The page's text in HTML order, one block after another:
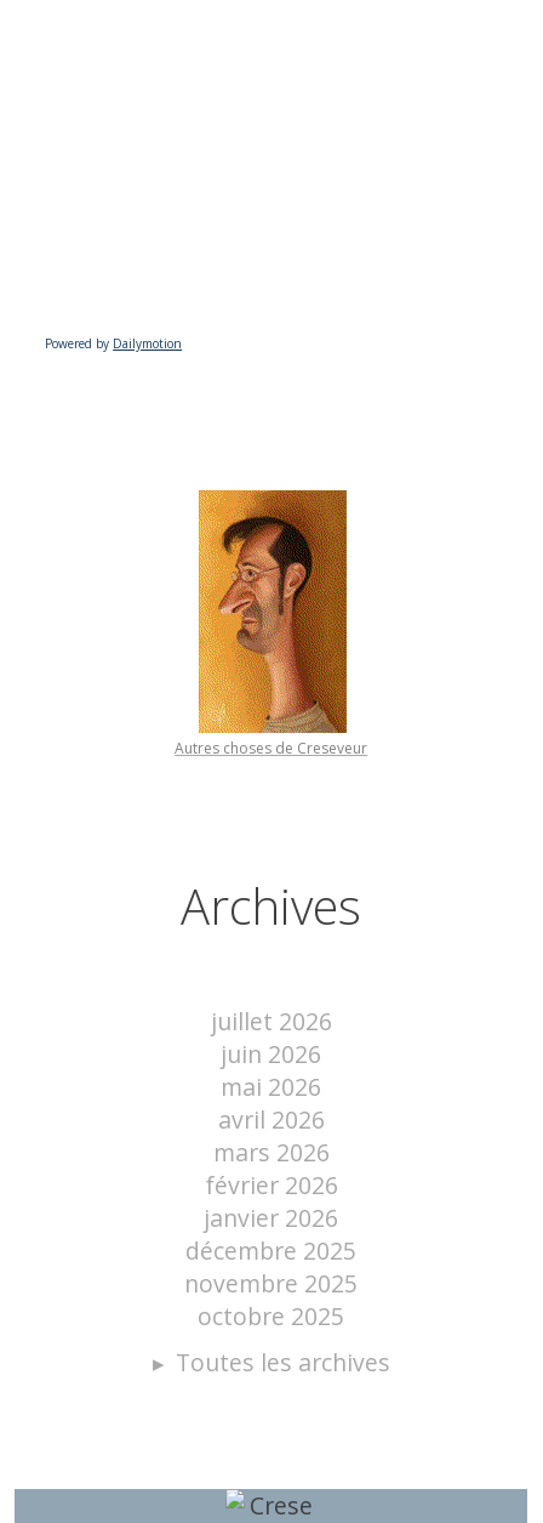
Powered by Dailymotion
Autres choses de Creseveur
Archives
juillet 2026
juin 2026
mai 2026
avril 2026
mars 2026
février 2026
janvier 2026
décembre 2025
novembre 2025
octobre 2025
Toutes les archives